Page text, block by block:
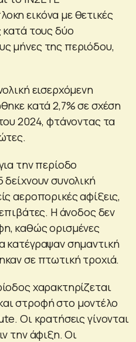
εικόνα με θετικές
κατά τους δύο
μήνες της περιόδου,
εισερχόμενη
κατά 2,7% σε σχέση
2024, φτάνοντας τα
την περίοδο
δείχνουν συνολική
αεροπορικές αφίξεις,
Η άνοδος δεν
καθώς ορισμένες
κατέγραψαν σημαντική
σε πτωτική τροχιά.
χαρακτηρίζεται
στροφή στο μοντέλο
Οι κρατήσεις γίνονται
την άφιξη. Οι